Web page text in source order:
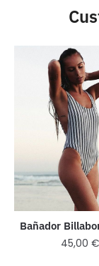
Bañador
45,00€